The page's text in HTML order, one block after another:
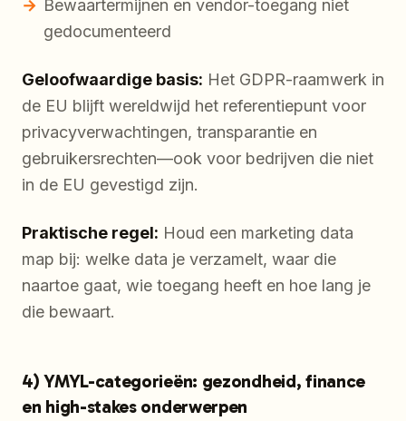
Bewaartermijnen en vendor-toegang niet
gedocumenteerd
Geloofwaardige basis: Het GDPR-raamwerk in
de EU blijft wereldwijd het referentiepunt voor
privacyverwachtingen, transparantie en
gebruikersrechten—ook voor bedrijven die niet
in de EU gevestigd zijn.
Praktische regel: Houd een marketing data
map bij: welke data je verzamelt, waar die
naartoe gaat, wie toegang heeft en hoe lang je
die bewaart.
4) YMYL-categorieën: gezondheid, finance
en high-stakes onderwerpen